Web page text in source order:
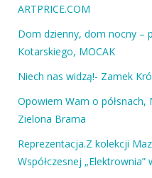
ARTPRICE.COM
Dom dzienny, dom nocny –
Kotarskiego, MOCAK
Niech nas widzą!- Zamek
Opowiem Wam o
Zielona Brama
Reprezentacja.Z kolekcji
Współczesnej „Elektrownia”